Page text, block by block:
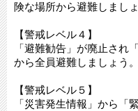
険な場所から避難しましょ
【警戒レベル４】
「避難勧告」が廃止され
から全員避難しましょう。
【警戒レベル５】
「災害発生情報」から「